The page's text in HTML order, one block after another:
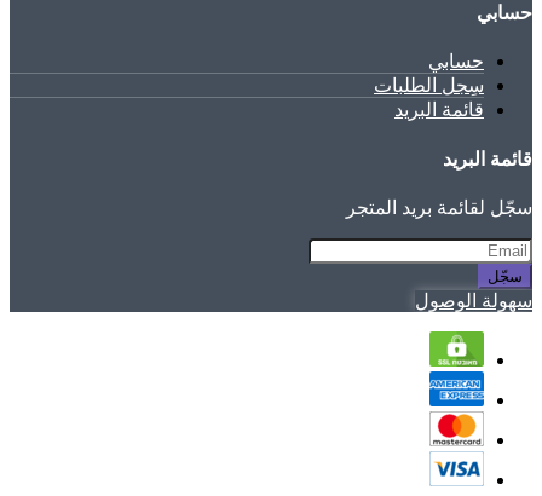
حسابي
حسابي
سِجل الطلبات
قائمة البريد
قائمة البريد
سجّل لقائمة بريد المتجر
سجّل
سهولة الوصول